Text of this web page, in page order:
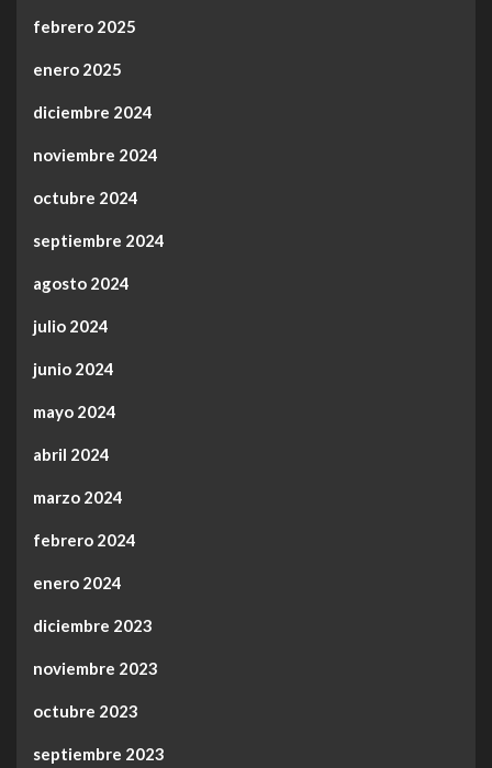
febrero 2025
enero 2025
diciembre 2024
noviembre 2024
octubre 2024
septiembre 2024
agosto 2024
julio 2024
junio 2024
mayo 2024
abril 2024
marzo 2024
febrero 2024
enero 2024
diciembre 2023
noviembre 2023
octubre 2023
septiembre 2023